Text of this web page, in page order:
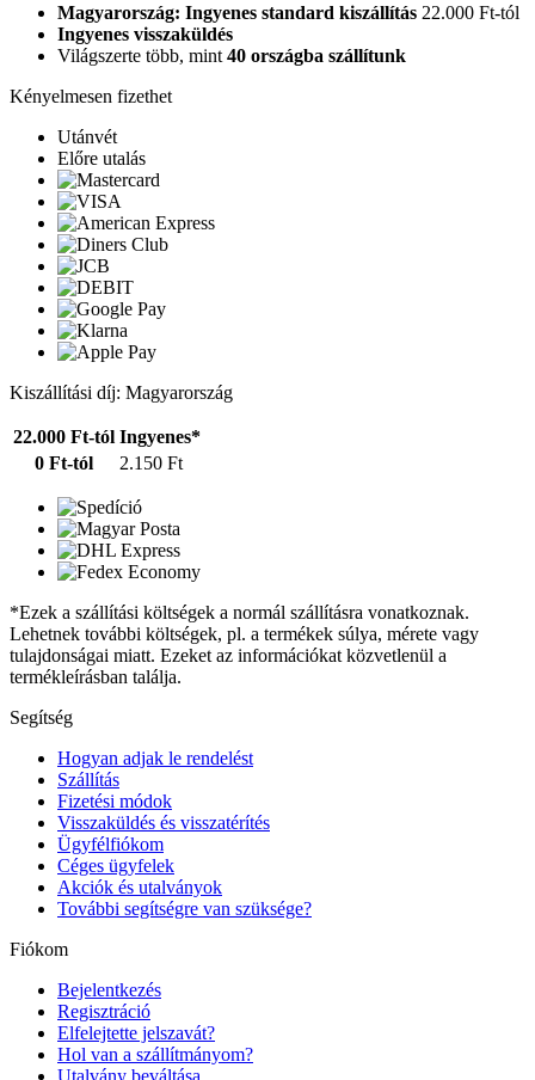
Magyarország: Ingyenes standard kiszállítás 22.000 Ft-tól
Ingyenes visszaküldés
Világszerte több, mint 40 országba szállítunk
Kényelmesen fizethet
Utánvét
Előre utalás
Kiszállítási díj: Magyarország
22.000 Ft-tól Ingyenes*
0 Ft-tól
2.150 Ft
*Ezek a szállítási költségek a normál szállításra vonatkoznak.
Lehetnek további költségek, pl. a termékek súlya, mérete vagy
tulajdonságai miatt. Ezeket az információkat közvetlenül a
termékleírásban találja.
Segítség
Hogyan adjak le rendelést
Szállítás
Fizetési módok
Visszaküldés és visszatérítés
Ügyfélfiókom
Céges ügyfelek
Akciók és utalványok
További segítségre van szüksége?
Fiókom
Bejelentkezés
Regisztráció
Elfelejtette jelszavát?
Hol van a szállítmányom?
Utalvány beváltása